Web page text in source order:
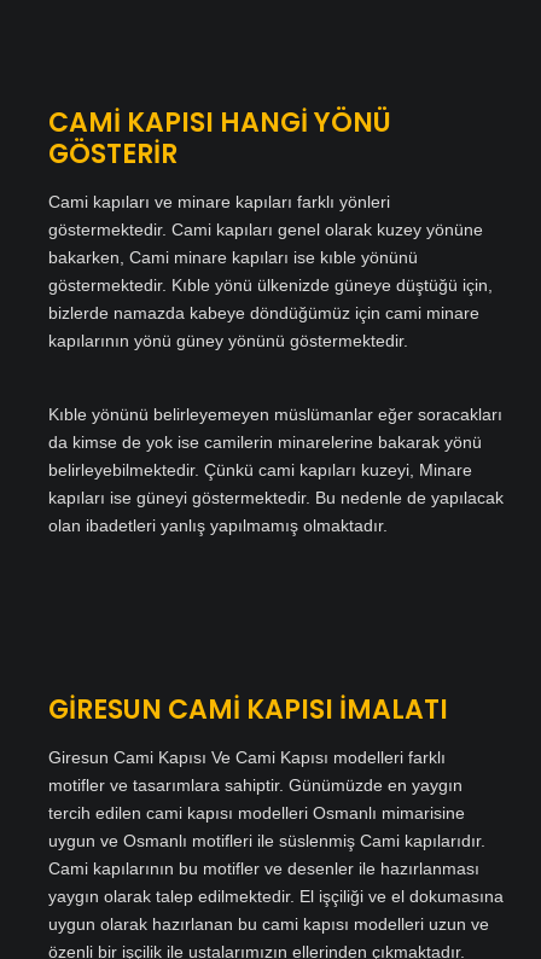
CAMİ KAPISI HANGİ YÖNÜ
GÖSTERİR
Cami kapıları ve minare kapıları farklı yönleri
göstermektedir. Cami kapıları genel olarak kuzey yönüne
bakarken, Cami minare kapıları ise kıble yönünü
göstermektedir. Kıble yönü ülkenizde güneye düştüğü için,
bizlerde namazda kabeye döndüğümüz için cami minare
kapılarının yönü güney yönünü göstermektedir.
Kıble yönünü belirleyemeyen müslümanlar eğer soracakları
da kimse de yok ise camilerin minarelerine bakarak yönü
belirleyebilmektedir. Çünkü cami kapıları kuzeyi, Minare
kapıları ise güneyi göstermektedir. Bu nedenle de yapılacak
olan ibadetleri yanlış yapılmamış olmaktadır.
GİRESUN CAMİ KAPISI İMALATI
Giresun Cami Kapısı Ve Cami Kapısı modelleri farklı
motifler ve tasarımlara sahiptir. Günümüzde en yaygın
tercih edilen cami kapısı modelleri Osmanlı mimarisine
uygun ve Osmanlı motifleri ile süslenmiş Cami kapılarıdır.
Cami kapılarının bu motifler ve desenler ile hazırlanması
yaygın olarak talep edilmektedir. El işçiliği ve el dokumasına
uygun olarak hazırlanan bu cami kapısı modelleri uzun ve
özenli bir işçilik ile ustalarımızın ellerinden çıkmaktadır.